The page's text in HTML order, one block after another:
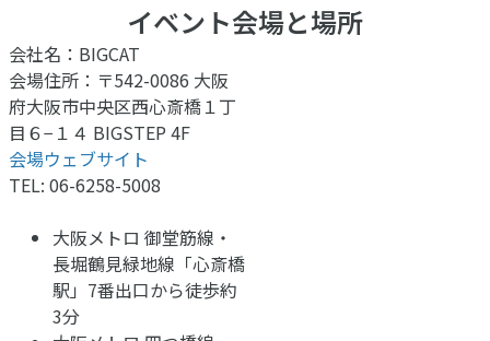
イベント会場と場所
会社名：BIGCAT
会場住所：〒542-0086 大阪
府大阪市中央区西心斎橋１丁
目６−１４ BIGSTEP 4F
会場ウェブサイト
TEL: 06-6258-5008
大阪メトロ 御堂筋線・
長堀鶴見緑地線「心斎橋
駅」7番出口から徒歩約
3分